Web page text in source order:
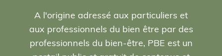
A l'origine adressé aux particuliers et
aux professionnels du bien être par des
professionnels du bien-être, PBE est un